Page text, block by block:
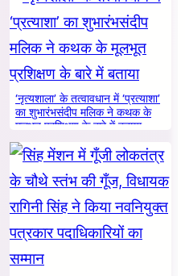
‘नृत्यशाला’ के तत्वावधान में ‘प्रत्याशा’
का शुभारंभसंदीप मलिक ने कथक के
मूलभूत प्रशिक्षण के बारे में बताया